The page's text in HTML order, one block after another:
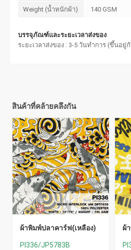
Weight (น้ำหนักผ้า) 140 GSM
บรรจุภัณฑ์และระยะเวลาส่งของ
ระยะเวลาส่งของ : 3-5 วันทำการ (ขึ้นอ
สินค้าที่คล้ายคลึงกัน
ผ้าพิมพ์ปลาคาร์ฟ(เหลือง)
PI336/JP5783B
ผ้